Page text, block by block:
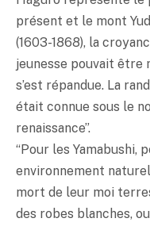
présent et le mont
(1603-1868), la
jeunesse pouvait être
s’est répandue. La
était connue sous le
renaissance”.
“Pour les Yamabushi,
environnement
mort de leur moi
des robes blanches,